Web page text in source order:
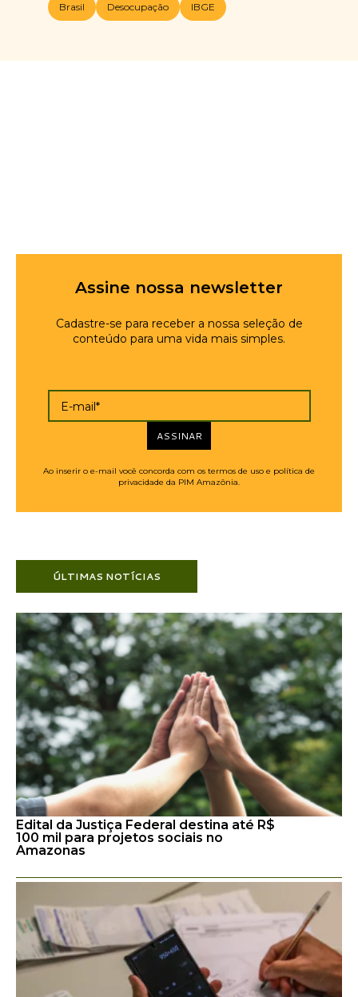
Brasil Desocupação IBGE
Assine nossa newsletter
Cadastre-se para receber a nossa seleção de
conteúdo para uma vida mais simples.
E-mail*
ASSINAR
Ao inserir o e-mail você concorda com os termos de uso e política de
privacidade da PIM Amazônia.
ÚLTIMAS NOTÍCIAS
Edital da Justiça Federal destina até R$
100 mil para projetos sociais no
Amazonas